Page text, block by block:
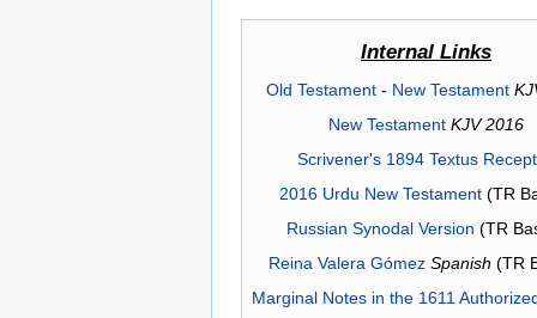
Internal Links
Old Testament- New Testament
New Testament KJV 2016
Scrivener's 1894 Textus
2016 Urdu New Testament(TR
Russian Synodal Version (TR
Reina Valera Gómez Spanish (TR
Marginal Notes in the 1611